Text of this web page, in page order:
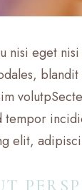
nisi eget
tempor
elit,